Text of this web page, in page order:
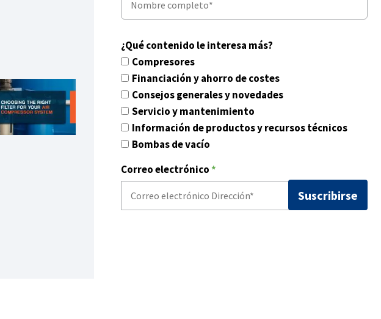
¿Qué contenido le interesa más?
Compresores
Financiación y ahorro de costes
Consejos generales y novedades
Servicio y mantenimiento
Información de productos y recursos técnicos
Bombas de vacío
Correo electrónico*